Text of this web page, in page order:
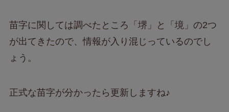
苗字に関しては調べたところ「堺」と「境」の2つ
が出てきたので、情報が入り混じっているのでし
ょう。
正式な苗字が分かったら更新しますね♪